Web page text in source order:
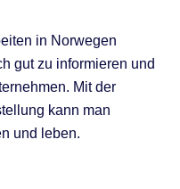
in Norwegen
gut zu informieren und
Mit der
kann man
und leben.